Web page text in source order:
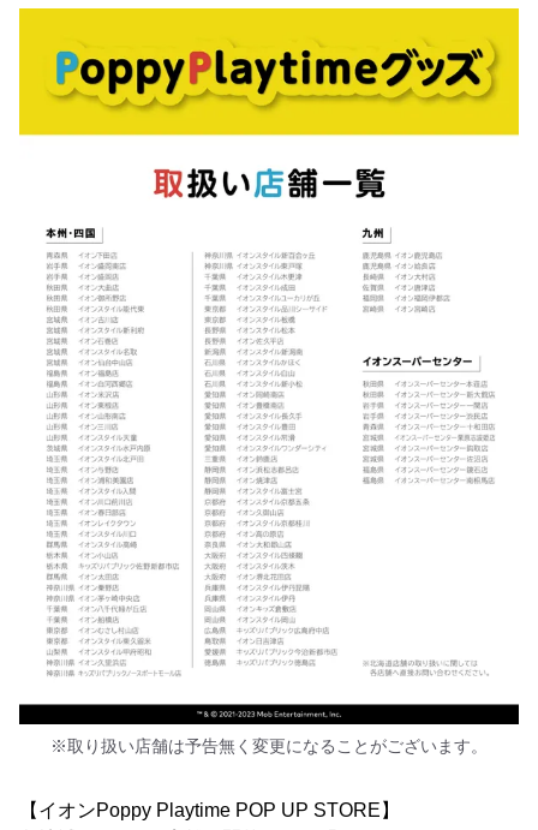
※取り扱い店舗は予告無く変更になることがございます。
【イオンPoppy Playtime POP UP STORE】